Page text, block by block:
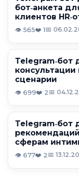
бот‑анкета
клиентов
👁️ 565❤️ 1📅
Telegram‑бот
консультации
сценарии
👁️ 699❤️ 2📅
Telegram‑бот
сферам
👁️ 677❤️ 2📅